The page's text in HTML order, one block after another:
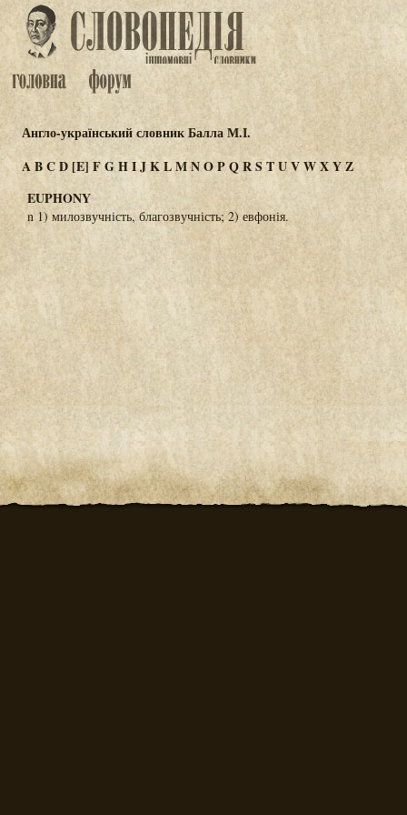
Англо-український словник Балла М.І.
ABCD[E] FGHIJKLMNOPQRSTUVWXYZ
EUPHONY
n 1) милозвучність, благозвучність; 2) евфонія.